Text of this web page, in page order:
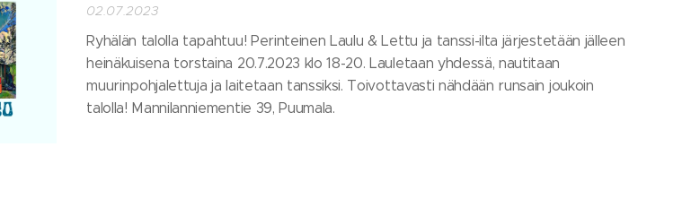
02.07.2023
Ryhälän talolla tapahtuu! Perinteinen Laulu & Lettu ja tanssi-ilta järjestetään jälleen
heinäkuisena torstaina 20.7.2023 klo 18-20. Lauletaan yhdessä, nautitaan
muurinpohjalettuja ja laitetaan tanssiksi. Toivottavasti nähdään runsain joukoin
talolla! Mannilanniementie 39, Puumala.